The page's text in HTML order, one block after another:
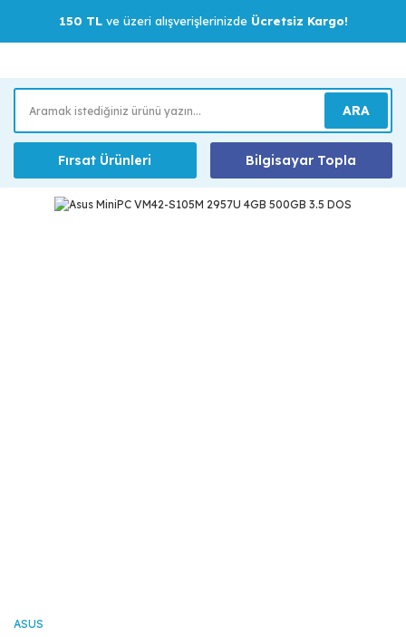
150 TLve üzeri alışverişlerinizde Ücretsiz Kargo!
ARA
Fırsat Ürünleri Bilgisayar Topla
ASUS